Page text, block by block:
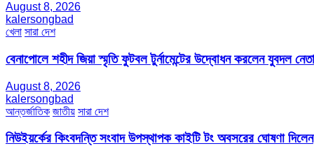
August 8, 2026
kalersongbad
খেলা সারা দেশ
বেনাপোলে শহীদ জিয়া স্মৃতি ফুটবল টুর্নামেন্টের উদ্বোধন করলেন যুবদল
August 8, 2026
kalersongbad
আন্তর্জাতিক জাতীয় সারা দেশ
নিউইয়র্কের কিংবদন্তি সংবাদ উপস্থাপক কাইটি টং অবসরের ঘোষণা দিলেন